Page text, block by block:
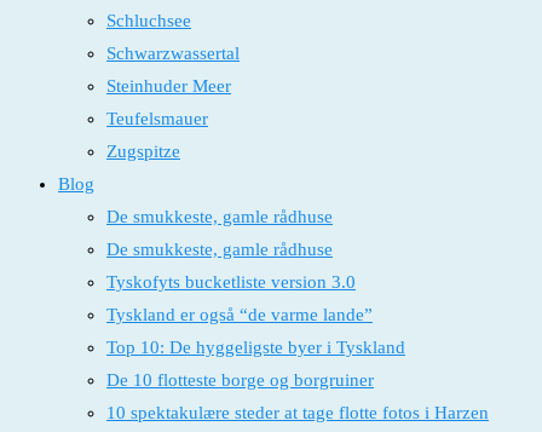
Schluchsee
Schwarzwassertal
Steinhuder Meer
Teufelsmauer
Zugspitze
Blog
De smukkeste, gamle rådhuse
De smukkeste, gamle rådhuse
Tyskofyts bucketliste version 3.0
Tyskland er også “de varme lande”
Top 10: De hyggeligste byer i Tyskland
De 10 flotteste borge og borgruiner
10 spektakulære steder at tage flotte fotos i Harzen